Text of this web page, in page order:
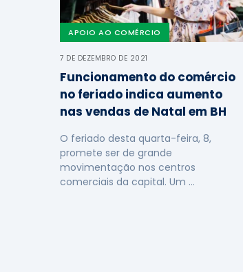
APOIO AO COMÉRCIO
7 DE DEZEMBRO DE 2021
Funcionamento do comércio
no feriado indica aumento
nas vendas de Natal em BH
O feriado desta quarta-feira, 8,
promete ser de grande
movimentação nos centros
comerciais da capital. Um …